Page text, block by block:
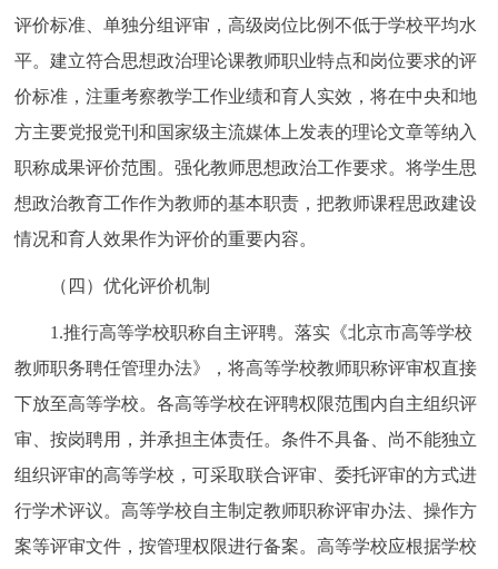
评价标准、单独分组评审，高级岗位比例不低于学校平均水
平。建立符合思想政治理论课教师职业特点和岗位要求的评
价标准，注重考察教学工作业绩和育人实效，将在中央和地
方主要党报党刊和国家级主流媒体上发表的理论文章等纳入
职称成果评价范围。强化教师思想政治工作要求。将学生思
想政治教育工作作为教师的基本职责，把教师课程思政建设
情况和育人效果作为评价的重要内容。
（四）优化评价机制
1.推行高等学校职称自主评聘。落实《北京市高等学校
教师职务聘任管理办法》，将高等学校教师职称评审权直接
下放至高等学校。各高等学校在评聘权限范围内自主组织评
审、按岗聘用，并承担主体责任。条件不具备、尚不能独立
组织评审的高等学校，可采取联合评审、委托评审的方式进
行学术评议。高等学校自主制定教师职称评审办法、操作方
案等评审文件，按管理权限进行备案。高等学校应根据学校